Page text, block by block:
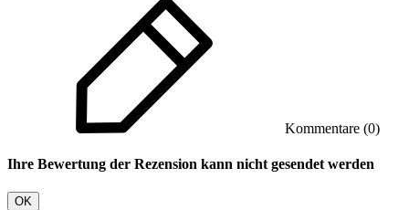
Kommentare (0)
Ihre Bewertung der Rezension kann nicht gesendet werden
OK